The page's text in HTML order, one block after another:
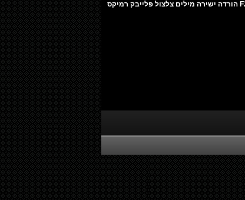
איך ליצור כרטיס בולט באתר הכרויות F2H הורדה ישירה מילים צלצול פלייבק רמיקס